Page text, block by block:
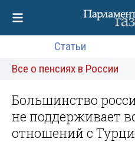
Статьи
Все о пенсиях в России
Большинство
не поддерживает
отношений с